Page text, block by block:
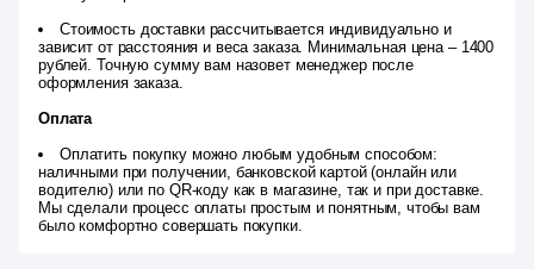
Стоимость доставки рассчитывается индивидуально и
зависит от расстояния и веса заказа. Минимальная цена – 1400
рублей. Точную сумму вам назовет менеджер после
оформления заказа.
Оплата
Оплатить покупку можно любым удобным способом:
наличными при получении, банковской картой (онлайн или
водителю) или по QR-коду как в магазине, так и при доставке.
Мы сделали процесс оплаты простым и понятным, чтобы вам
было комфортно совершать покупки.